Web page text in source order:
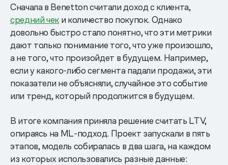
Сначала в Benetton считали доход с клиента,
средний чек и количество покупок. Однако
довольно быстро стало понятно, что эти метрики
дают только понимание того, что уже произошло,
а не того, что произойдет в будущем. Например,
если у какого-либо сегмента падали продажи, эти
показатели не объясняли, случайное это событие
или тренд, который продолжится в будущем.
В итоге компания приняла решение считать LTV,
опираясь на ML-подход. Проект запускали в пять
этапов, модель собиралась в два шага, на каждом
из которых использовались разные данные: